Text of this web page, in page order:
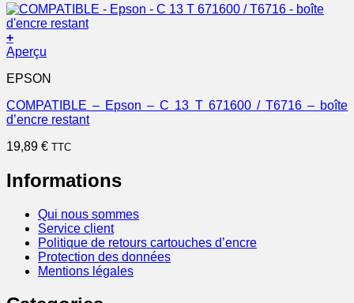
+
Aperçu
EPSON
COMPATIBLE – Epson – C 13 T 671600 / T6716 – boîte
d’encre restant
19,89 € TTC
Informations
Qui nous sommes
Service client
Politique de retours cartouches d’encre
Protection des données
Mentions légales